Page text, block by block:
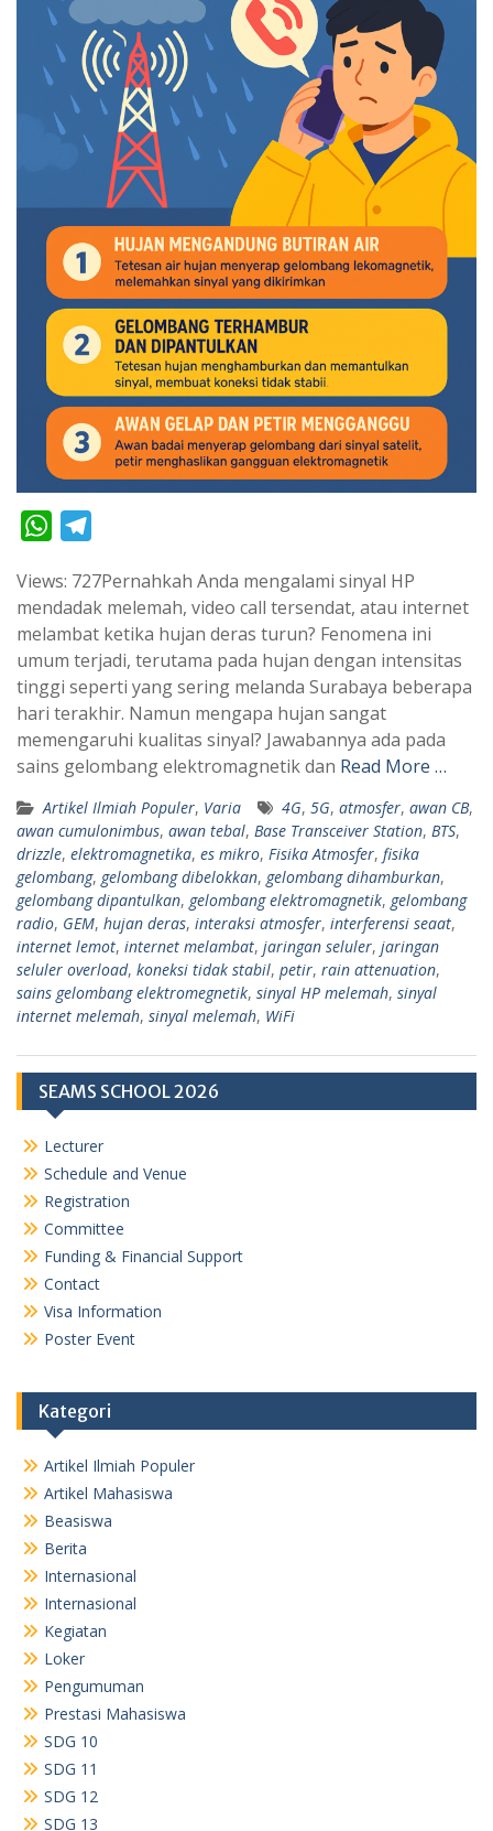
W
a
t
A
p
p
l
e
g
r
a
m
Views: 727Pernahkah Anda mengalami sinyal HP
mendadak melemah, video call tersendat, atau internet
melambat ketika hujan deras turun? Fenomena ini
umum terjadi, terutama pada hujan dengan intensitas
tinggi seperti yang sering melanda Surabaya beberapa
hari terakhir. Namun mengapa hujan sangat
memengaruhi kualitas sinyal? Jawabannya ada pada
sains gelombang elektromagnetik dan Read More …
Artikel Ilmiah Populer, Varia 4G, 5G, atmosfer, awan CB,
awan cumulonimbus, awan tebal, Base Transceiver Station, BTS,
drizzle, elektromagnetika, es mikro, Fisika Atmosfer, fisika
gelombang, gelombang dibelokkan, gelombang dihamburkan,
gelombang dipantulkan, gelombang elektromagnetik, gelombang
radio, GEM, hujan deras, interaksi atmosfer, interferensi seaat,
internet lemot, internet melambat, jaringan seluler, jaringan
seluler overload, koneksi tidak stabil, petir, rain attenuation,
sains gelombang elektromegnetik, sinyal HP melemah, sinyal
internet melemah, sinyal melemah, WiFi
SEAMS SCHOOL 2026
Lecturer
Schedule and Venue
Registration
Committee
Funding & Financial Support
Contact
Visa Information
Poster Event
Kategori
Artikel Ilmiah Populer
Artikel Mahasiswa
Beasiswa
Berita
Internasional
Internasional
Kegiatan
Loker
Pengumuman
Prestasi Mahasiswa
SDG 10
SDG 11
SDG 12
SDG 13